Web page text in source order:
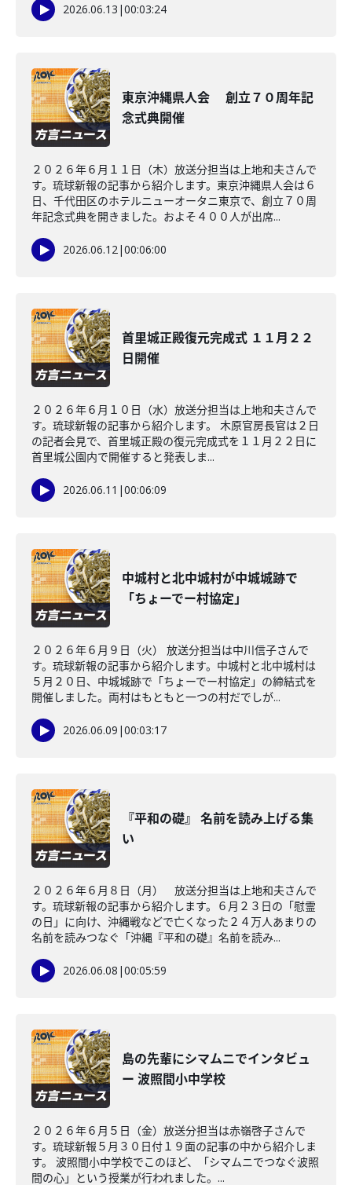
2026.06.13 |00:03:24
東京沖縄県人会 創立７０周年記
念式典開催
２０２６年６月１１日（木）放送分担当は上地和夫さんで
す。琉球新報の記事から紹介します。東京沖縄県人会は６
日、千代田区のホテルニューオータニ東京で、創立７０周
年記念式典を開きました。およそ４００人が出席...
2026.06.12|00:06:00
首里城正殿復元完成式 １１月２２
日開催
２０２６年６月１０日（水）放送分担当は上地和夫さんで
す。琉球新報の記事から紹介します。 木原官房長官は２日
の記者会見で、首里城正殿の復元完成式を１１月２２日に
首里城公園内で開催すると発表しま...
2026.06.11 |00:06:09
中城村と北中城村が中城城跡で
「ちょーでー村協定」
２０２６年６月９日（火） 放送分担当は中川信子さんで
す。琉球新報の記事から紹介します。中城村と北中城村は
５月２０日、中城城跡で「ちょーでー村協定」の締結式を
開催しました。両村はもともと一つの村だでしが...
2026.06.09 |00:03:17
『平和の礎』 名前を読み上げる集
い
２０２６年６月８日（月） 放送分担当は上地和夫さんで
す。琉球新報の記事から紹介します。６月２３日の「慰霊
の日」に向け、沖縄戦などで亡くなった２４万人あまりの
名前を読みつなぐ「沖縄『平和の礎』名前を読み...
2026.06.08 |00:05:59
島の先輩にシマムニでインタビュ
ー 波照間小中学校
２０２６年６月５日（金）放送分担当は赤嶺啓子さんで
す。琉球新報５月３０日付１９面の記事の中から紹介しま
す。 波照間小中学校でこのほど、「シマムニでつなぐ波照
間の心」という授業が行われました。...